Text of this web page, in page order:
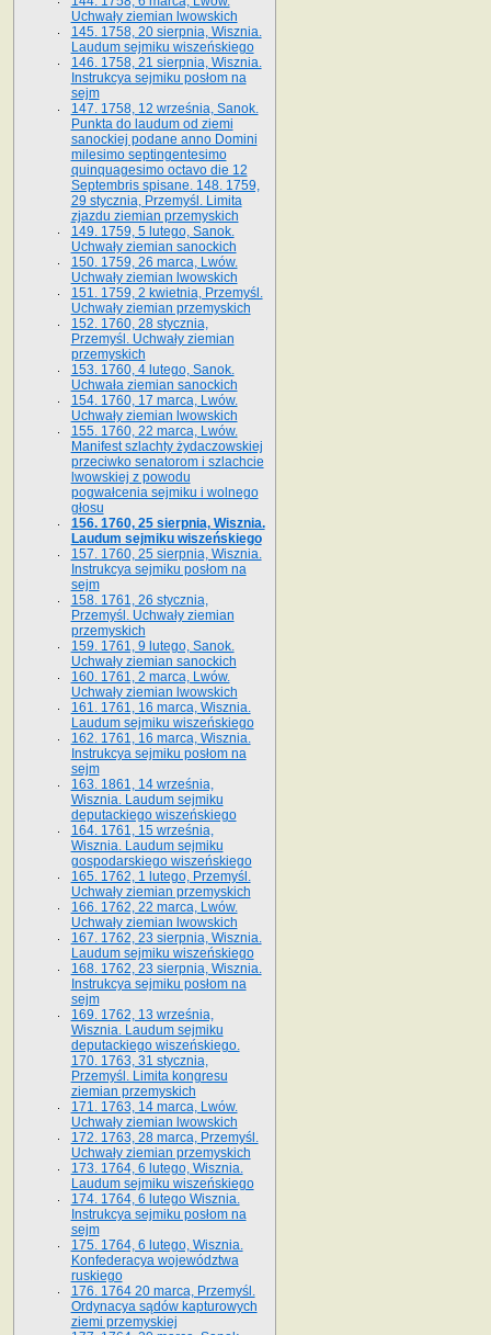
Uchwały ziemian lwowskich
145. 1758, 20 sierpnia, Wisznia.
Laudum sejmiku wiszeńskiego
146. 1758, 21 sierpnia, Wisznia.
Instrukcya sejmiku posłom na
sejm
147. 1758, 12 września, Sanok.
Punkta do laudum od ziemi
sanockiej podane anno Domini
milesimo septingentesimo
quinquagesimo octavo die 12
Septembris spisane. 148. 1759,
29 stycznia, Przemyśl. Limita
zjazdu ziemian przemyskich
149. 1759, 5 lutego, Sanok.
Uchwały ziemian sanockich
150. 1759, 26 marca, Lwów.
Uchwały ziemian lwowskich
151. 1759, 2 kwietnia, Przemyśl.
Uchwały ziemian przemyskich
152. 1760, 28 stycznia,
Przemyśl. Uchwały ziemian
przemyskich
153. 1760, 4 lutego, Sanok.
Uchwała ziemian sanockich
154. 1760, 17 marca, Lwów.
Uchwały ziemian lwowskich
155. 1760, 22 marca, Lwów.
Manifest szlachty żydaczowskiej
przeciwko senatorom i szlachcie
lwowskiej z po­wodu
pogwałcenia sejmiku i wolnego
głosu
156. 1760, 25 sierpnia, Wisznia.
Laudum sejmiku wiszeńskiego
157. 1760, 25 sierpnia, Wisznia.
Instrukcya sejmiku posłom na
sejm
158. 1761, 26 stycznia,
Przemyśl. Uchwały ziemian
przemyskich
159. 1761, 9 lutego, Sanok.
Uchwały ziemian sanockich
160. 1761, 2 marca, Lwów.
Uchwały ziemian lwowskich
161. 1761, 16 marca, Wisznia.
Laudum sejmiku wiszeńskiego
162. 1761, 16 marca, Wisznia.
Instrukcya sejmiku posłom na
sejm
163. 1861, 14 września,
Wisznia. Laudum sejmiku
deputackiego wiszeńskiego
164. 1761, 15 września,
Wisznia. Laudum sejmiku
gospodarskiego wiszeńskiego
165. 1762, 1 lutego, Przemyśl.
Uchwały ziemian przemyskich
166. 1762, 22 marca, Lwów.
Uchwały ziemian lwowskich
167. 1762, 23 sierpnia, Wisznia.
Laudum sejmiku wiszeńskiego
168. 1762, 23 sierpnia, Wisznia.
Instrukcya sejmiku posłom na
sejm
169. 1762, 13 września,
Wisznia. Laudum sejmiku
deputackiego wiszeńskiego.
170. 1763, 31 stycznia,
Przemyśl. Limita kongresu
ziemian przemyskich
171. 1763, 14 marca, Lwów.
Uchwały ziemian lwowskich
172. 1763, 28 marca, Przemyśl.
Uchwały ziemian przemyskich
173. 1764, 6 lutego, Wisznia.
Laudum sejmiku wiszeńskiego
174. 1764, 6 lutego Wisznia.
Instrukcya sejmiku posłom na
sejm
175. 1764, 6 lutego, Wisznia.
Konfederacya województwa
ruskiego
176. 1764 20 marca, Przemyśl.
Ordynacya sądów kapturowych
ziemi przemyskiej